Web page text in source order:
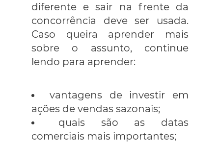
diferente e sair na frente da
concorrência deve ser usada.
Caso queira aprender mais
sobre o assunto, continue
lendo para aprender:
vantagens de investir em
ações de vendas sazonais;
quais são as datas
comerciais mais importantes;